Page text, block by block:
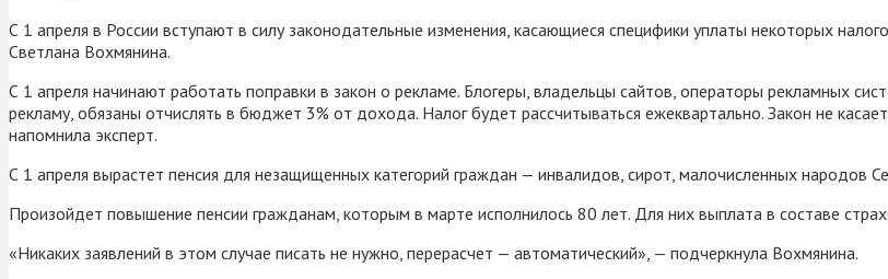
С 1 апреля в России вступают в силу законодательные изменения, касающиеся специфики уплаты некоторых
Светлана Вохмянина.
С 1 апреля начинают работать поправки в закон о рекламе. Блогеры, владельцы сайтов, операторы рекламных
рекламу, обязаны отчислять в бюджет 3% от дохода. Налог будет рассчитываться ежеквартально. Закон не
напомнила эксперт.
С 1 апреля вырастет пенсия для незащищенных категорий граждан — инвалидов, сирот, малочисленных народов
Произойдет повышение пенсии гражданам, которым в марте исполнилось 80 лет. Для них выплата в составе
«Никаких заявлений в этом случае писать не нужно, перерасчет — автоматический», — подчеркнула Вохмянина.